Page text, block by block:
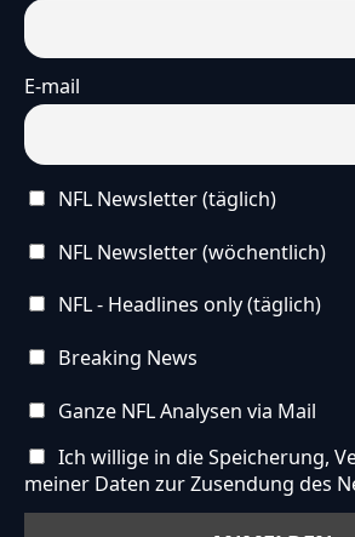
E-mail
NFL Newsletter (täglich)
NFL Newsletter (wöchentlich)
NFL - Headlines only (täglich)
Breaking News
Ganze NFL Analysen via Mail
Ich willige in die Speicherung,
meiner Daten zur Zusendung des